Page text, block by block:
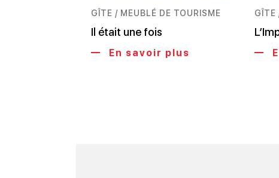
GÎTE / MEUBLÉ DE TOURISME
Il était une fois
En savoir plus
GÎTE